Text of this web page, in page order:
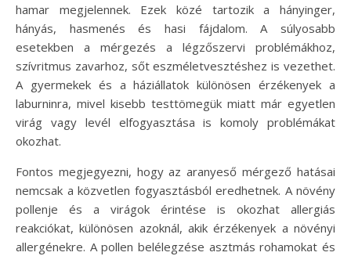
hamar megjelennek. Ezek közé tartozik a hányinger,
hányás, hasmenés és hasi fájdalom. A súlyosabb
esetekben a mérgezés a légzőszervi problémákhoz,
szívritmus zavarhoz, sőt eszméletvesztéshez is vezethet.
A gyermekek és a háziállatok különösen érzékenyek a
laburninra, mivel kisebb testtömegük miatt már egyetlen
virág vagy levél elfogyasztása is komoly problémákat
okozhat.
Fontos megjegyezni, hogy az aranyeső mérgező hatásai
nemcsak a közvetlen fogyasztásból eredhetnek. A növény
pollenje és a virágok érintése is okozhat allergiás
reakciókat, különösen azoknál, akik érzékenyek a növényi
allergénekre. A pollen belélegzése asztmás rohamokat és